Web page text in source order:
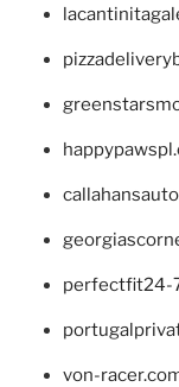
perfectfit24-
von-